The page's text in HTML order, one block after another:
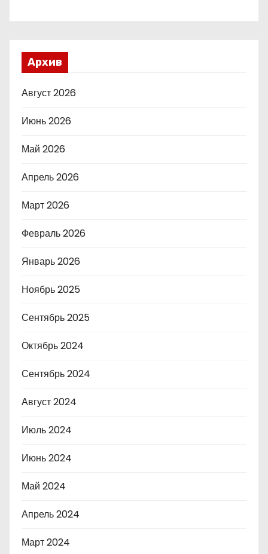
Архив
Август 2026
Июнь 2026
Май 2026
Апрель 2026
Март 2026
Февраль 2026
Январь 2026
Ноябрь 2025
Сентябрь 2025
Октябрь 2024
Сентябрь 2024
Август 2024
Июль 2024
Июнь 2024
Май 2024
Апрель 2024
Март 2024